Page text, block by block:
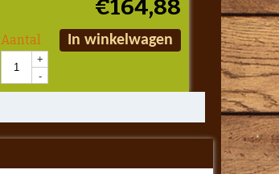
€164,88
Aantal
+
-
In winkelwagen